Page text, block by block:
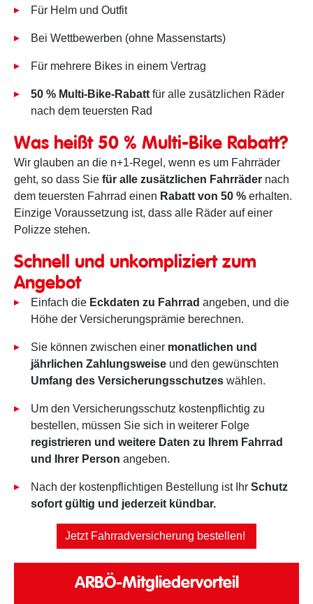
Für Helm und Outfit
Bei Wettbewerben (ohne Massenstarts)
Für mehrere Bikes in einem Vertrag
50 % Multi-Bike-Rabatt für alle zusätzlichen Räder
nach dem teuersten Rad
Was heißt 50 % Multi-Bike Rabatt?
Wir glauben an die n+1-Regel, wenn es um Fahrräder
geht, so dass Sie für alle zusätzlichen Fahrräder nach
dem teuersten Fahrrad einen Rabatt von 50 % erhalten.
Einzige Voraussetzung ist, dass alle Räder auf einer
Polizze stehen.
Schnell und unkompliziert zum
Angebot
Einfach die Eckdaten zu Fahrrad angeben, und die
Höhe der Versicherungsprämie berechnen.
Sie können zwischen einer monatlichen und
jährlichen Zahlungsweise und den gewünschten
Umfang des Versicherungsschutzes wählen.
Um den Versicherungsschutz kostenpflichtig zu
bestellen, müssen Sie sich in weiterer Folge
registrieren und weitere Daten zu Ihrem Fahrrad
und Ihrer Person angeben.
Nach der kostenpflichtigen Bestellung ist Ihr Schutz
sofort gültig und jederzeit kündbar.
Jetzt Fahrradversicherung bestellen!
ARBÖ-Mitgliedervorteil